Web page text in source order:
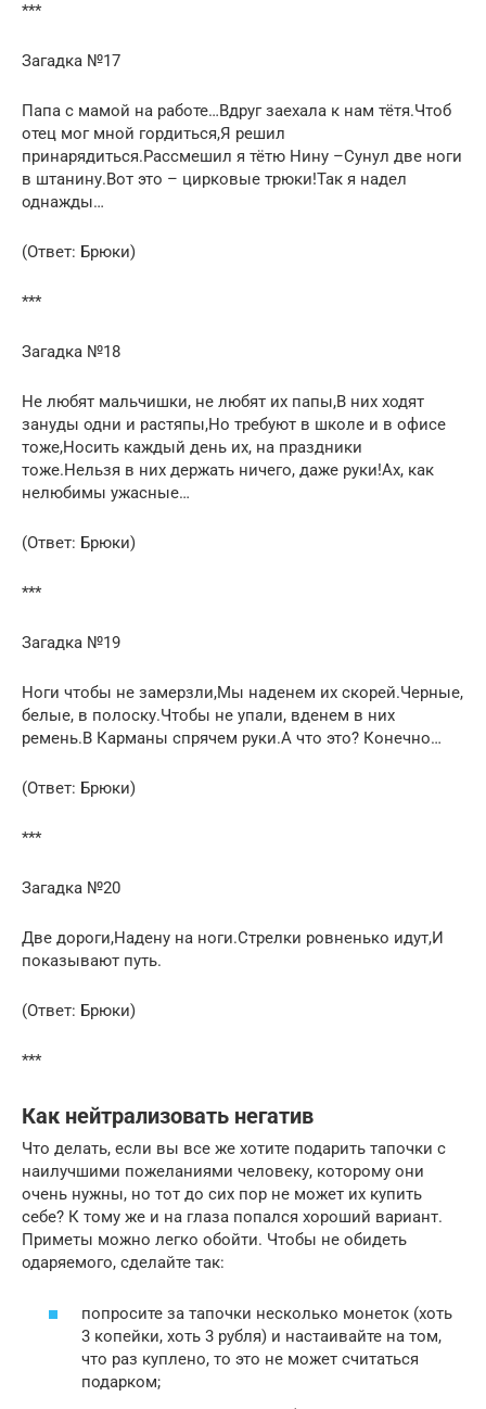
***
Загадка №17
Папа с мамой на работе…Вдруг заехала к нам тётя.Чтоб
отец мог мной гордиться,Я решил
принарядиться.Рассмешил я тётю Нину –Сунул две ноги
в штанину.Вот это – цирковые трюки!Так я надел
однажды…
(Ответ: Брюки)
***
Загадка №18
Не любят мальчишки, не любят их папы,В них ходят
зануды одни и растяпы,Но требуют в школе и в офисе
тоже,Носить каждый день их, на праздники
тоже.Нельзя в них держать ничего, даже руки!Ах, как
нелюбимы ужасные…
(Ответ: Брюки)
***
Загадка №19
Ноги чтобы не замерзли,Мы наденем их скорей.Черные,
белые, в полоску.Чтобы не упали, вденем в них
ремень.В Карманы спрячем руки.А что это? Конечно…
(Ответ: Брюки)
***
Загадка №20
Две дороги,Надену на ноги.Стрелки ровненько идут,И
показывают путь.
(Ответ: Брюки)
***
Как нейтрализовать негатив
Что делать, если вы все же хотите подарить тапочки с
наилучшими пожеланиями человеку, которому они
очень нужны, но тот до сих пор не может их купить
себе? К тому же и на глаза попался хороший вариант.
Приметы можно легко обойти. Чтобы не обидеть
одаряемого, сделайте так:
попросите за тапочки несколько монеток (хоть
3 копейки, хоть 3 рубля) и настаивайте на том,
что раз куплено, то это не может считаться
подарком;